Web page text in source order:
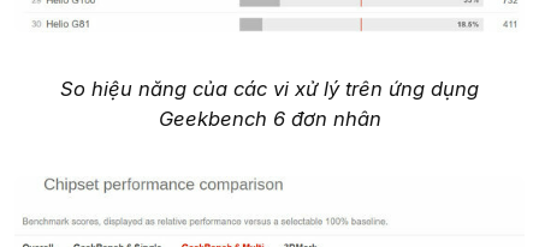
So hiệu năng của các vi xử lý trên ứng dụng
Geekbench 6 đơn nhân